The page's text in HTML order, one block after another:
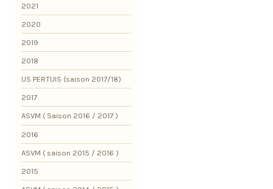
2021
2020
2019
2018
US PERTUIS (saison 2017/18)
2017
ASVM ( Saison 2016 / 2017 )
2016
ASVM ( saison 2015 / 2016 )
2015